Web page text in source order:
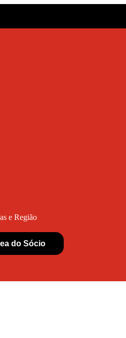
e Região
do Sócio